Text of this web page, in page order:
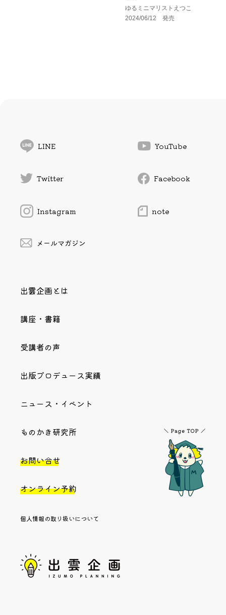
ゆるミニマリストえつこ
2024/06/12 発売
LINE YouTube
Twitter Facebook
Instagram note
メールマガジン
出雲企画とは
講座・書籍
受講者の声
出版プロデュース実績
ニュース・イベント
ものかき研究所
お問い合せ
オンライン予約
個人情報の取り扱いについて